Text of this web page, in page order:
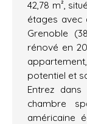
42,78 m²,
étages avec
Grenoble
rénové en
potentiel et
Entrez
chambre
américaine